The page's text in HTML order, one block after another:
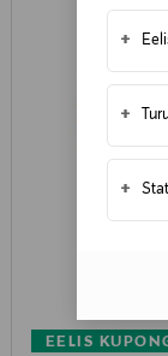
+
+
+
EELIS